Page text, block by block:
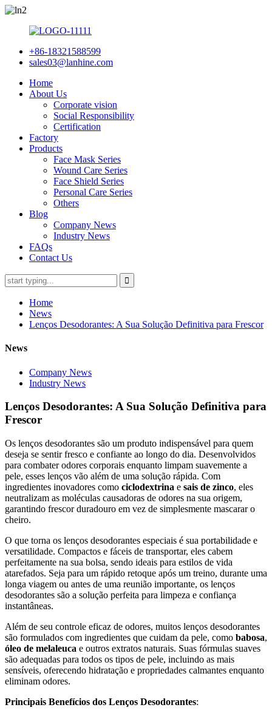
+86-18321588599
sales03@lanhine.com
Home
About Us
Corporate vision
Social Responsibility
Certification
Factory
Products
Face Mask Series
Wound Care Series
Face Shield Series
Personal Care Series
Others
Blog
Company News
Industry News
FAQs
Contact Us
Home
News
Lenços Desodorantes: A Sua Solução Definitiva para Frescor
News
Company News
Industry News
Lenços Desodorantes: A Sua Solução Definitiva para
Frescor
Os lenços desodorantes são um produto indispensável para quem
deseja se sentir fresco e confiante ao longo do dia. Desenvolvidos
para combater odores corporais enquanto limpam suavemente a
pele, esses lenços vão além de uma solução rápida. Com
ingredientes inovadores como ciclodextrina e sais de zinco, eles
neutralizam as moléculas causadoras de odores na sua origem,
garantindo frescor duradouro em vez de simplesmente mascarar o
cheiro.
O que torna os lenços desodorantes especiais é sua portabilidade e
versatilidade. Compactos e fáceis de transportar, eles cabem
perfeitamente na sua bolsa, sendo ideais para estilos de vida
atarefados. Seja para um rápido retoque após um treino, durante uma
longa viagem ou antes de uma reunião importante, os lenços
desodorantes são a solução perfeita para limpeza e confiança
instantâneas.
Além de seu controle eficaz de odores, muitos lenços desodorantes
são formulados com ingredientes que cuidam da pele, como babosa,
óleo de melaleuca e outros extratos naturais. Suas fórmulas suaves
são adequadas para todos os tipos de pele, incluindo as mais
sensíveis, oferecendo hidratação e propriedades calmantes enquanto
eliminam odores.
Principais Benefícios dos Lenços Desodorantes: